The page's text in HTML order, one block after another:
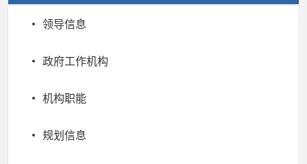
领导信息
政府工作机构
机构职能
规划信息